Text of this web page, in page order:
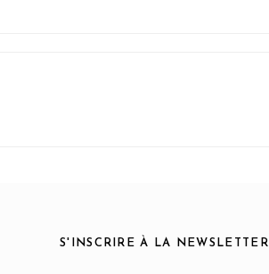
S'INSCRIRE À LA NEWSLETTER